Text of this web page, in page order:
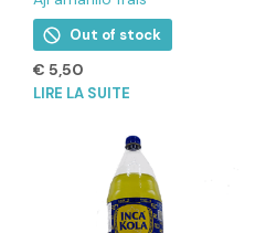
Out of stock
€ 5,50
LIRE LA SUITE